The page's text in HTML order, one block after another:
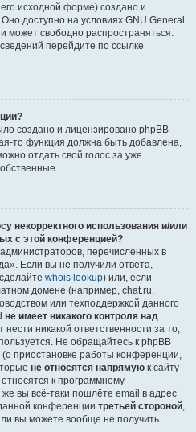
исходной форме) создано и
Оно доступно на условиях GNU General
может свободно распространяться.
перейдите по ссылке
создано и лицензировано phpBB
то функция должна быть добавлена,
отдать свой голос за уже
некорректного использования и/или
с этой конференцией?
перечисленных в
Если вы не получили ответа,
whois lookup) или, если
домене (например, chat.ru,
или техподдержкой данного
не имеет никакого контроля над
нести никакой ответственности за то,
Не обращайтесь к phpBB
приостановке работы конференции,
не относятся напрямую к сайту
к программному
вы всё-таки пошлёте email в адрес
конференции третьей стороной,
вы можете вообще не получить